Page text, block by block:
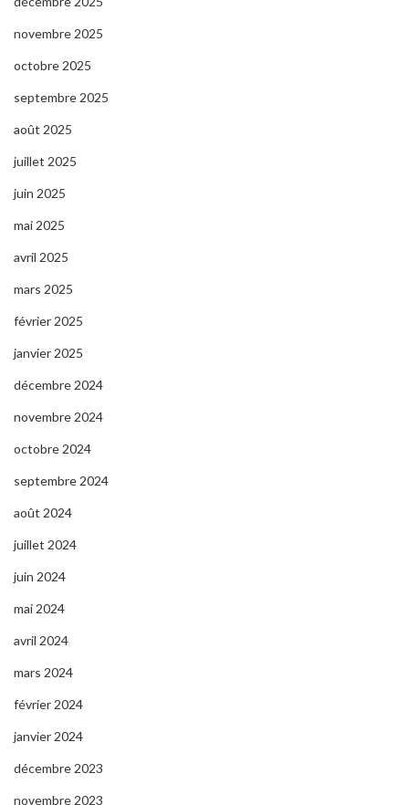
novembre 2025
octobre 2025
septembre 2025
août 2025
juillet 2025
juin 2025
mai 2025
avril 2025
mars 2025
février 2025
janvier 2025
décembre 2024
novembre 2024
octobre 2024
septembre 2024
août 2024
juillet 2024
juin 2024
mai 2024
avril 2024
mars 2024
février 2024
janvier 2024
décembre 2023
novembre 2023